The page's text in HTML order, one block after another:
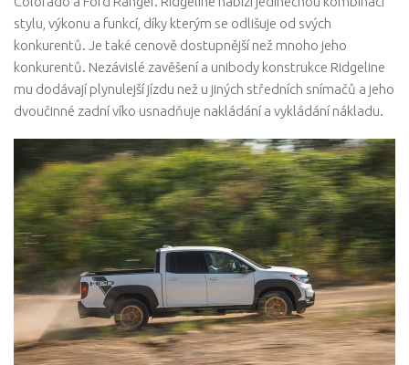
stylu, výkonu a funkcí, díky kterým se odlišuje od svých
konkurentů. Je také cenově dostupnější než mnoho jeho
konkurentů. Nezávislé zavěšení a unibody konstrukce Ridgeline
mu dodávají plynulejší jízdu než u jiných středních snímačů a jeho
dvoučinné zadní víko usnadňuje nakládání a vykládání nákladu.